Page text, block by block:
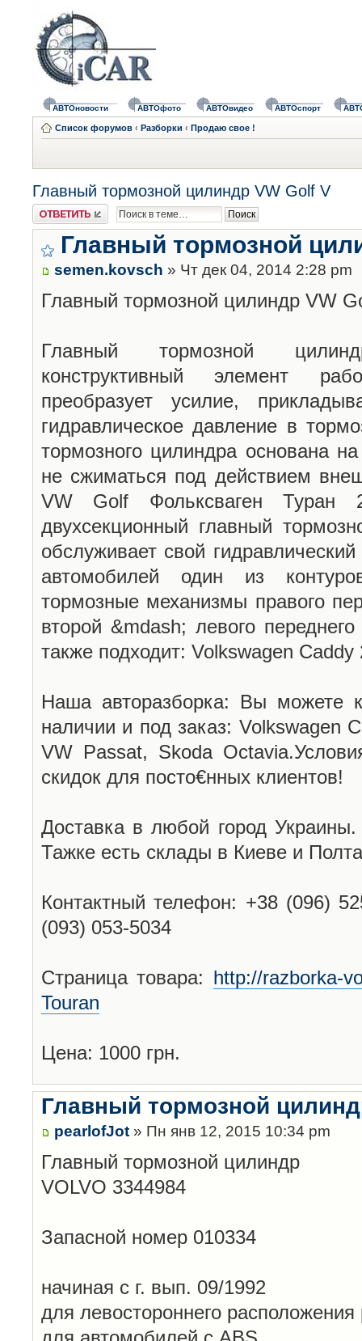
АВТОновости АВТОфото АВТОвидео АВТОспорт
Список форумов ‹ Разборки ‹ Продаю свое !
Главный тормозной цилиндр VW Golf V
Ответить
Главный тормозной
semen.kovsch » Чт дек 04, 2014 2:28 pm
Главный тормозной цилиндр VW
Главный тормозной
конструктивный элемент
преобразует усилие,
гидравлическое давление в
тормозного цилиндра основана
не сжиматься под действием
VW Golf Фольксваген Туран
двухсекционный главный
обслуживает свой
автомобилей один из
тормозные механизмы правого
второй &mdash; левого
также подходит: Volkswagen Caddy
Наша авторазборка: Вы можете
наличии и под заказ: Volkswagen
VW Passat, Skoda
скидок для посто€нных клиентов!
Доставка в любой город
Тажке есть склады в Киеве и
Контактный телефон: +38 (096)
(093) 053-5034
Страница товара: http://razborka-
Touran
Цена: 1000 грн.
Главный тормозной
pearlofJot » Пн янв 12, 2015 10:34 pm
Главный тормозной цилиндр
VOLVO 3344984
Запасной номер 010334
начиная с г. вып. 09/1992
для левостороннего расположения